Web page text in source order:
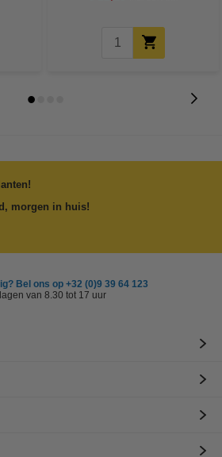
morgen in huis!
Bel ons op +32 (0)9 39 64 123
van 8.30 tot 17 uur